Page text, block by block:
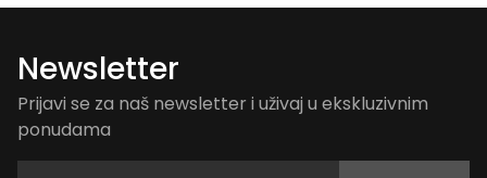
Newsletter
Prijavi se za naš newsletter i uživaj u ekskluzivnim
ponudama